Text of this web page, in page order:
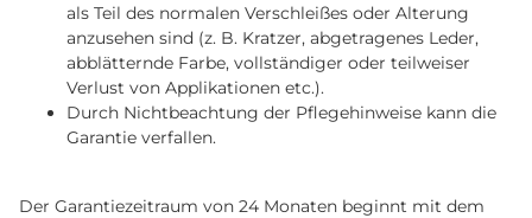
als Teil des normalen Verschleißes oder Alterung
anzusehen sind (z. B. Kratzer, abgetragenes Leder,
abblätternde Farbe, vollständiger oder teilweiser
Verlust von Applikationen etc.).
Durch Nichtbeachtung der Pflegehinweise kann die
Garantie verfallen.
Der Garantiezeitraum von 24 Monaten beginnt mit dem